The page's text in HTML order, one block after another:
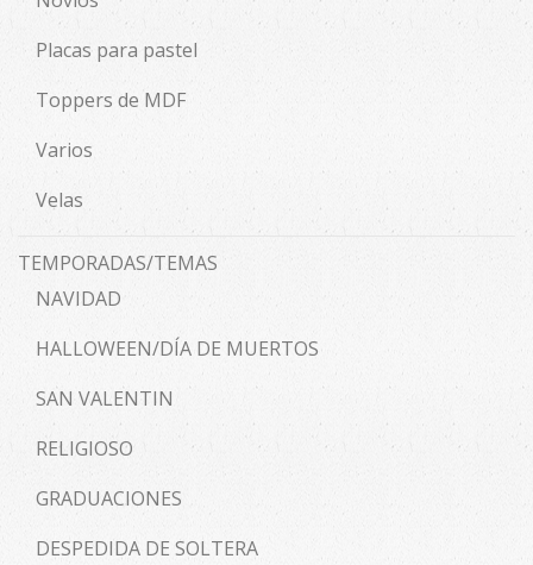
Placas para pastel
Toppers de MDF
Varios
Velas
TEMPORADAS/TEMAS
NAVIDAD
HALLOWEEN/DÍA DE MUERTOS
SAN VALENTIN
RELIGIOSO
GRADUACIONES
DESPEDIDA DE SOLTERA